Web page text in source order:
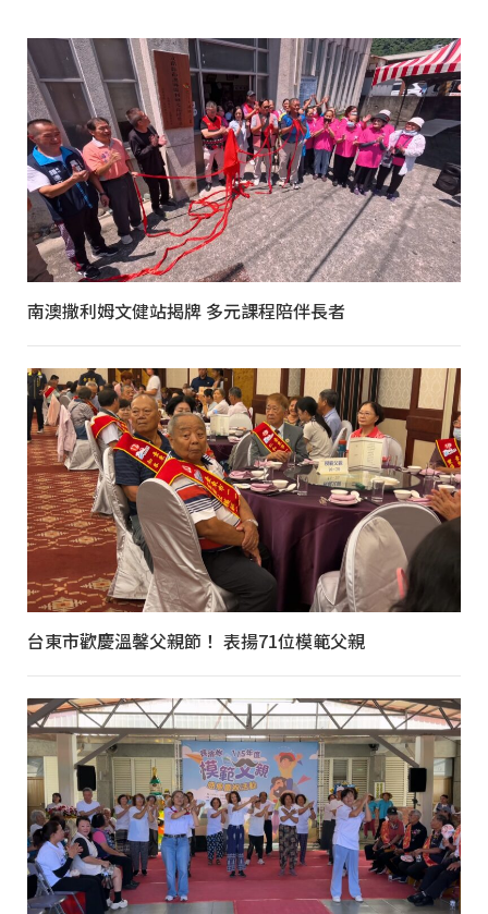
南澳撒利姆文健站揭牌 多元課程陪伴長者
台東市歡慶溫馨父親節！ 表揚71位模範父親